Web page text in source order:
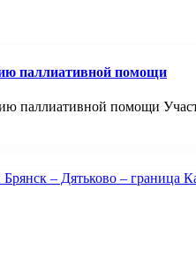
паллиативной помощи
паллиативной помощи